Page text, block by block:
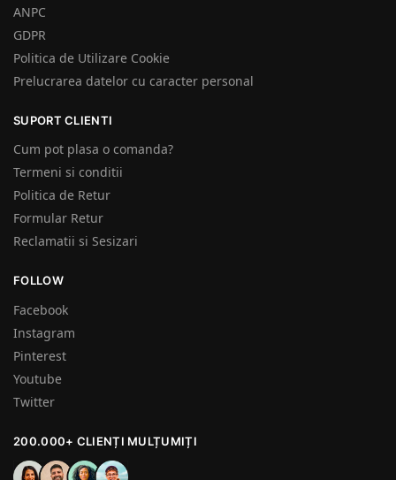
ANPC
GDPR
Politica de Utilizare Cookie
Prelucrarea datelor cu caracter personal
SUPORT CLIENTI
Cum pot plasa o comanda?
Termeni si conditii
Politica de Retur
Formular Retur
Reclamatii si Sesizari
FOLLOW
Facebook
Instagram
Pinterest
Youtube
Twitter
200.000+ CLIENȚI MULȚUMIȚI